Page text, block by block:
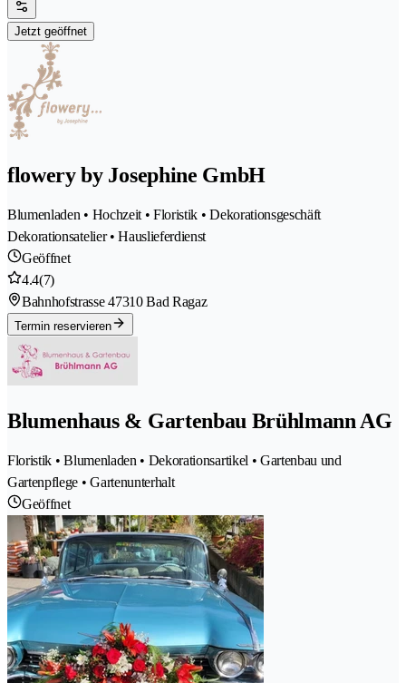
Jetzt geöffnet
flowery by Josephine GmbH
Blumenladen • Hochzeit • Floristik • Dekorationsgeschäft
Dekorationsatelier • Hauslieferdienst
Geöffnet
4.4(7)
Bahnhofstrasse 47310 Bad Ragaz
Termin reservieren
Blumenhaus & Gartenbau Brühlmann AG
Floristik • Blumenladen • Dekorationsartikel • Gartenbau und
Gartenpflege • Gartenunterhalt
Geöffnet